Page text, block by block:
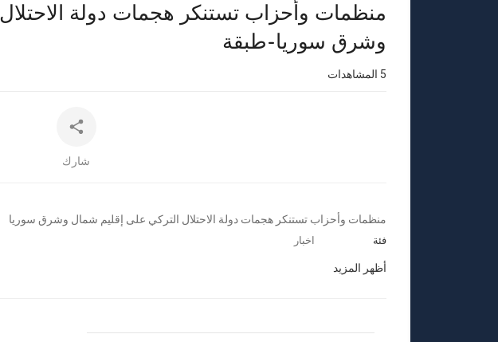
منظمات وأحزاب تستنكر هجمات دولة
وشرق سوريا-طبقة
5 المشاهدات
شارك
⁣منظمات وأحزاب تستنكر هجمات دولة الاحتلال التركي على إقليم شمال وشرق سوريا
فئة اخبار
أظهر المزيد